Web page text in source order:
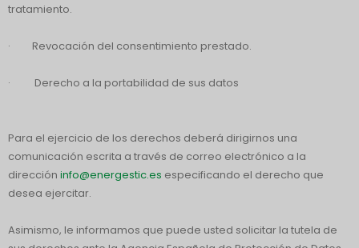
tratamiento.
· Revocación del consentimiento prestado.
· Derecho a la portabilidad de sus datos
Para el ejercicio de los derechos deberá dirigirnos una
comunicación escrita a través de correo electrónico a la
dirección info@energestic.es especificando el derecho que
desea ejercitar.
Asimismo, le informamos que puede usted solicitar la tutela de